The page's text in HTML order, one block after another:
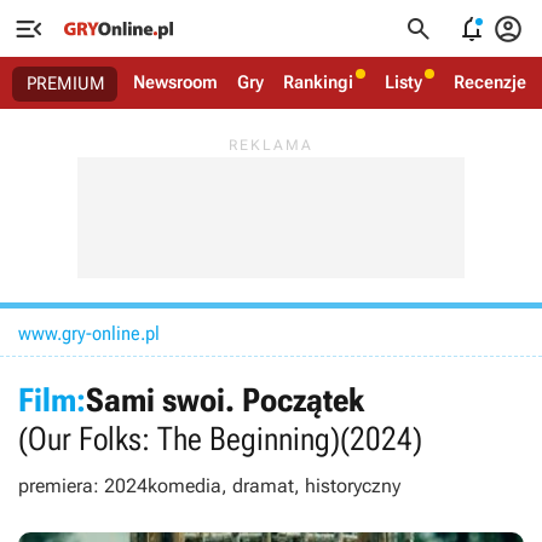
   
PREMIUM Newsroom Gry Rankingi Listy Recenzje
www.gry-online.pl
Film:Sami swoi. Początek
(Our Folks: The Beginning)(2024)
premiera: 2024komedia, dramat, historyczny